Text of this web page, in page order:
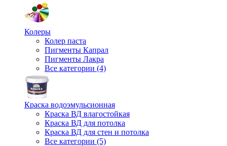
Колеры
Колер паста
Пигменты Капрал
Пигменты Лакра
Все категории (4)
Краска водоэмульсионная
Краска ВД влагостойкая
Краска ВД для потолка
Краска ВД для стен и потолка
Все категории (5)